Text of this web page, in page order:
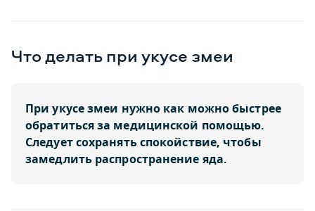
Что делать при укусе змеи
При укусе змеи нужно как можно быстрее
обратиться за медицинской помощью.
Следует сохранять спокойствие, чтобы
замедлить распространение яда.